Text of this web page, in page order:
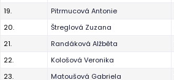
19.
Pitrmucová Antonie
20.
Štreglová Zuzana
21.
Randáková Alžběta
22.
Kološová Veronika
23.
Matoušová Gabriela